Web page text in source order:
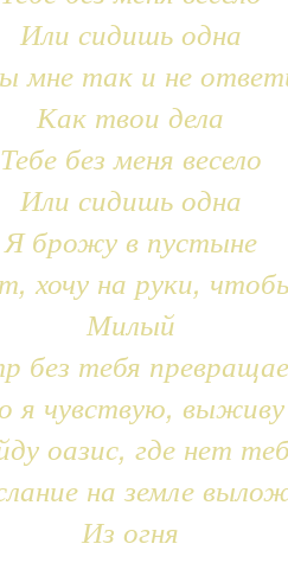
Или сидишь одна
мне так и не
Как твои дела
Тебе без меня весело
Или сидишь одна
Я брожу в пустыне
хочу на руки,
Милый
тебя
я чувствую, выживу
оазис, где нет
на земле
Из огня